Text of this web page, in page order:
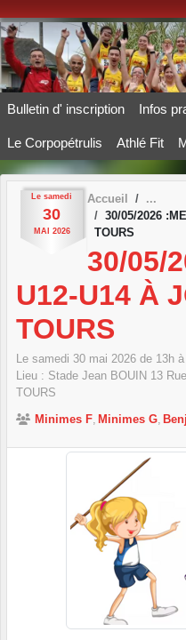
Bulletin d' inscription Infos
Le Corpopétrulis Athlé Fit
Le samedi
30
MAI 2026
Accueil
30/05/2026
TOURS
30/05/
U12-U14 À
TOURS
Le samedi 30 mai 2026 de 13h
Lieu : Stade Jean BOUIN 13
TOURS
Minimes F Minimes G